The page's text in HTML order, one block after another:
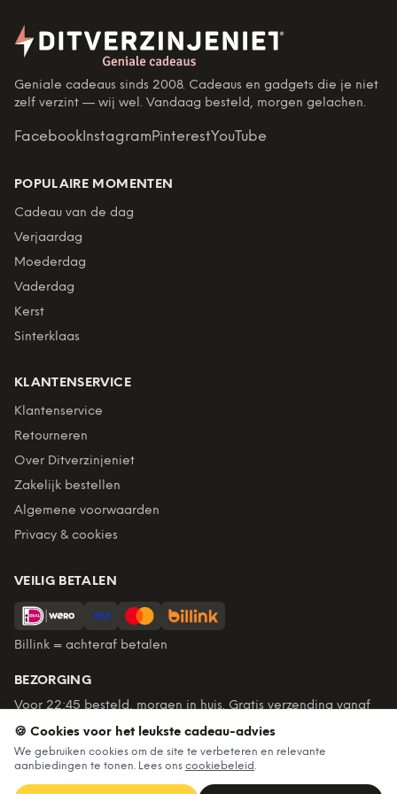
Geniale cadeaus sinds 2008. Cadeaus en gadgets die je niet
zelf verzint — wij wel. Vandaag besteld, morgen gelachen.
Facebook InstagramPinterestYouTube
POPULAIRE MOMENTEN
Cadeau van de dag
Verjaardag
Moederdag
Vaderdag
Kerst
Sinterklaas
KLANTENSERVICE
Klantenservice
Retourneren
Over Ditverzinjeniet
Zakelijk bestellen
Algemene voorwaarden
Privacy & cookies
VEILIG BETALEN
Billink = achteraf betalen
BEZORGING
Voor 22:45 besteld, morgen in huis. Gratis verzending vanaf
€60. Tot 365 dagen retourneren.
★ 4,7/5 uit 6.235beoordelingen
🍪 Cookies voor het leukste cadeau-advies
We gebruiken cookies om de site te verbeteren en relevante
aanbiedingen te tonen. Lees ons cookiebeleid.